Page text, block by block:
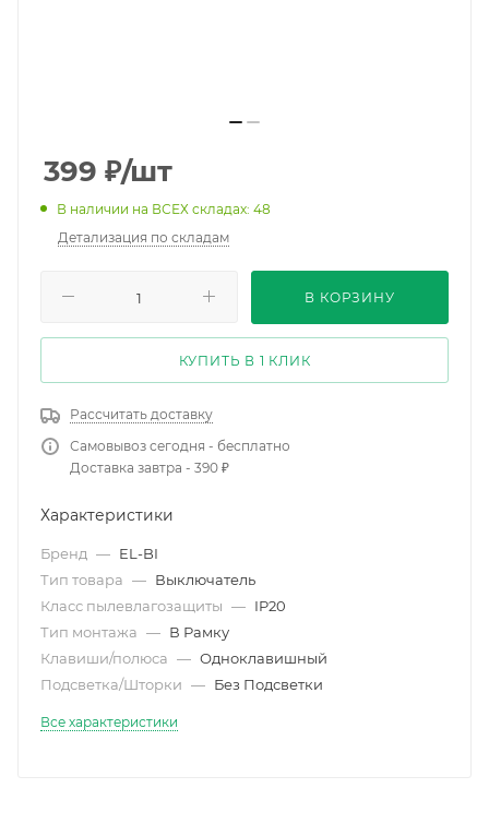
399 ₽/шт
В наличии на ВСЕХ складах: 48
Детализация по складам
В КОРЗИНУ
КУПИТЬ В 1 КЛИК
Рассчитать доставку
Самовывоз сегодня - бесплатно
Доставка завтра - 390 ₽
Характеристики
Бренд — EL-BI
Тип товара — Выключатель
Класс пылевлагозащиты — IP20
Тип монтажа — В Рамку
Клавиши/полюса — Одноклавишный
Подсветка/Шторки — Без Подсветки
Все характеристики